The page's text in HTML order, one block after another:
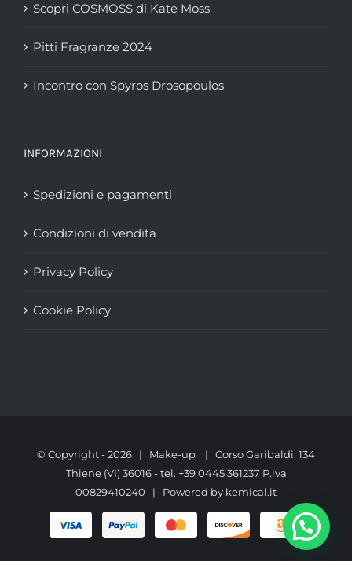
Scopri COSMOSS di Kate Moss
Pitti Fragranze 2024
Incontro con Spyros Drosopoulos
INFORMAZIONI
Spedizioni e pagamenti
Condizioni di vendita
Privacy Policy
Cookie Policy
© Copyright -2026 | Make-up | Corso Garibaldi, 134
Thiene (VI) 36016 - tel. +39 0445 361237 P.iva
00829410240 | Powered by kemical.it